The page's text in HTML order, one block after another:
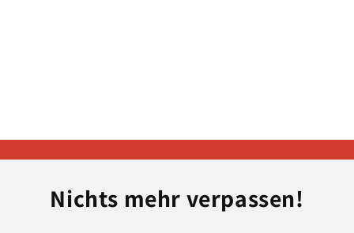
Nichts mehr verpassen!